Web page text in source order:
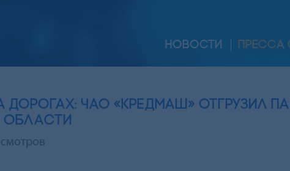
НОВОСТИ ПРЕССА
дорогах: ЧАО «Кредмаш» отгрузил
области